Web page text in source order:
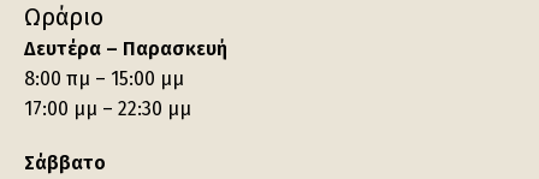
Ωράριο
Δευτέρα – Παρασκευή
8:00 πμ – 15:00 μμ
17:00 μμ – 22:30 μμ
Σάββατο